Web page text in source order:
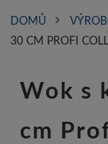
DOMŮ
30 CM PROFI
Wok s
cm